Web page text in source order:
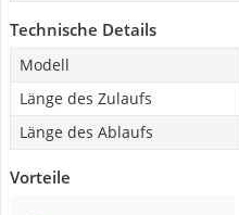
Technische Details
Modell
Länge des Zulaufs
Länge des Ablaufs
Vorteile